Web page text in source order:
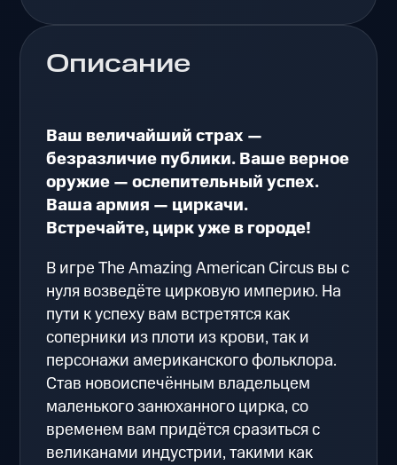
Описание
Ваш величайший страх —
безразличие публики. Ваше верное
оружие — ослепительный успех.
Ваша армия — циркачи.
Встречайте, цирк уже в городе!
В игре The Amazing American Circus вы с
нуля возведёте цирковую империю. На
пути к успеху вам встретятся как
соперники из плоти из крови, так и
персонажи американского фольклора.
Став новоиспечённым владельцем
маленького занюханного цирка, со
временем вам придётся сразиться с
великанами индустрии, такими как